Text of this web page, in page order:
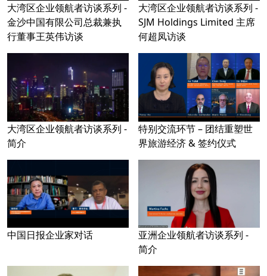
大湾区企业领航者访谈系列 -
金沙中国有限公司总裁兼执
行董事王英伟访谈
大湾区企业领航者访谈系列 -
SJM Holdings Limited 主席
何超凤访谈
大湾区企业领航者访谈系列 -
简介
特别交流环节 – 团结重塑世
界旅游经济 & 签约仪式
中国日报企业家对话
亚洲企业领航者访谈系列 -
简介